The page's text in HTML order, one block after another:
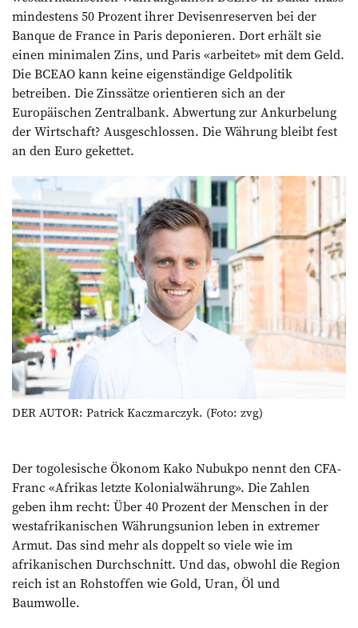
mindestens 50 Prozent ihrer Devisenreserven bei der
Banque de France in Paris deponieren. Dort erhält sie
einen minimalen Zins, und Paris «arbeitet» mit dem Geld.
Die BCEAO kann keine eigenständige Geldpolitik
betreiben. Die Zinssätze orientieren sich an der
Europäischen Zentralbank. Abwertung zur Ankurbelung
der Wirtschaft? Ausgeschlossen. Die Währung bleibt fest
an den Euro gekettet.
DER AUTOR: Patrick Kaczmarczyk. (Foto: zvg)
Der togolesische Ökonom Kako Nubukpo nennt den CFA-
Franc «Afrikas letzte Kolonialwährung». Die Zahlen
geben ihm recht: Über 40 Prozent der Menschen in der
westafrikanischen Währungsunion leben in extremer
Armut. Das sind mehr als doppelt so viele wie im
afrikanischen Durchschnitt. Und das, obwohl die Region
reich ist an Rohstoffen wie Gold, Uran, Öl und
Baumwolle.